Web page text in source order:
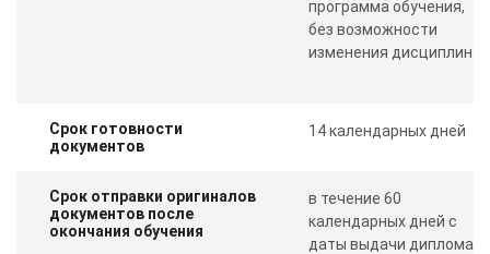
программа обучения,
без возможности
изменения дисциплин
Срок готовности
документов
14 календарных дней
Срок отправки оригиналов
документов после
окончания обучения
в течение 60
календарных дней с
даты выдачи диплома